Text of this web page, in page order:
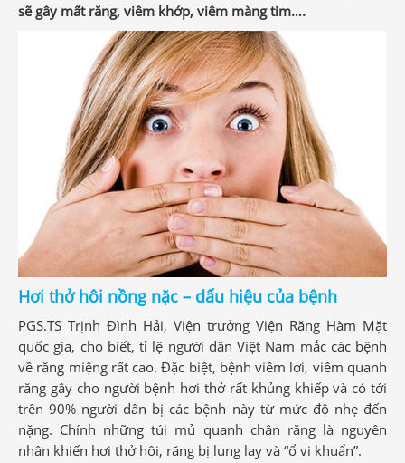
sẽ gây mất răng, viêm khớp, viêm màng tim….
Hơi thở hôi nồng nặc – dấu hiệu của bệnh
PGS.TS Trịnh Đình Hải, Viện trưởng Viện Răng Hàm Mặt
quốc gia, cho biết, tỉ lệ người dân Việt Nam mắc các bệnh
về răng miệng rất cao. Đặc biệt, bệnh viêm lợi, viêm quanh
răng gây cho người bệnh hơi thở rất khủng khiếp và có tới
trên 90% người dân bị các bệnh này từ mức độ nhẹ đến
nặng. Chính những túi mủ quanh chân răng là nguyên
nhân khiến hơi thở hôi, răng bị lung lay và “ổ vi khuẩn”.